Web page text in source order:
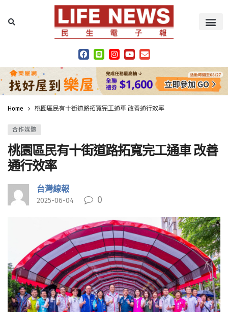
Home 桃園區民有十街道路拓寬完工通車 改善通行效率
合作媒體
桃園區民有十街道路拓寬完工通車 改善
通行效率
台灣線報
2025-06-04 0